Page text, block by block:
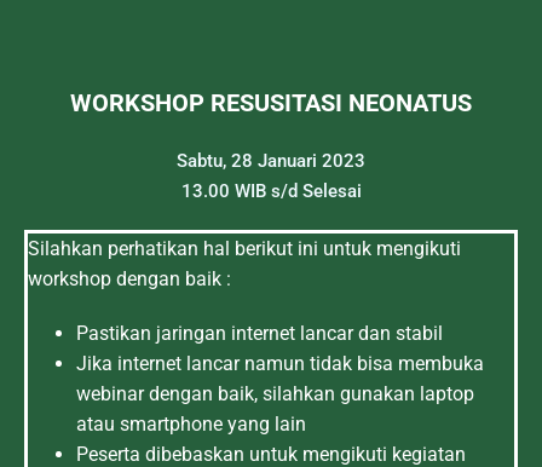
WORKSHOP RESUSITASI NEONATUS
Sabtu, 28 Januari 2023
13.00 WIB s/d Selesai
Silahkan perhatikan hal berikut ini untuk mengikuti
workshop dengan baik :
Pastikan jaringan internet lancar dan stabil
Jika internet lancar namun tidak bisa membuka
webinar dengan baik, silahkan gunakan laptop
atau smartphone yang lain
Peserta dibebaskan untuk mengikuti kegiatan